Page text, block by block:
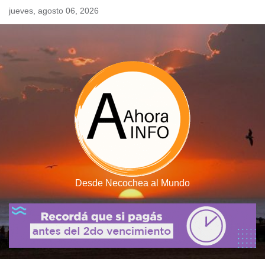
Skipjueves, agosto 06, 2026
Desde Necochea al Mundo